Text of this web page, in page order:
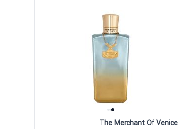
The Merchant Of Venice